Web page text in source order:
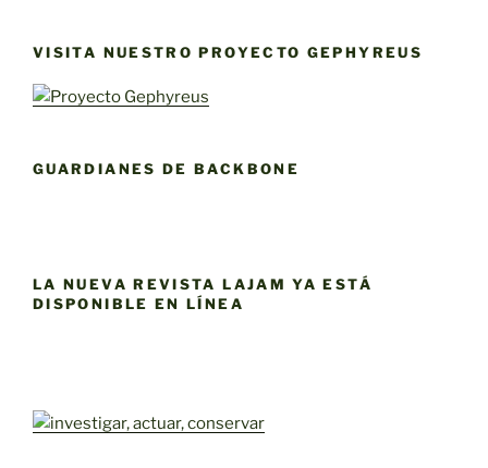
VISITA NUESTRO PROYECTO GEPHYREUS
GUARDIANES DE BACKBONE
LA NUEVA REVISTA LAJAM YA ESTÁ
DISPONIBLE EN LÍNEA